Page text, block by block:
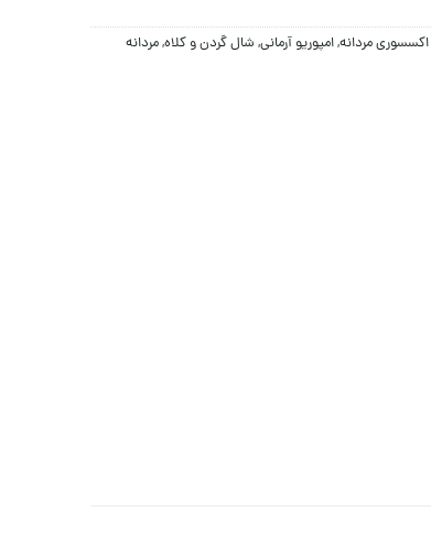
اکسسوری مردانه,امپوریو آرمانی, شال گردن و کلاه,مردانه